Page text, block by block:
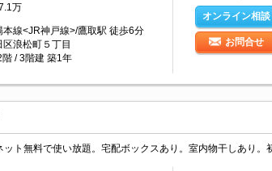
万
本線<JR神戸線>/鷹取駅 徒歩6分
浪松町５丁目
階 / 3階建 築1年
オンライン相談
お問合せ